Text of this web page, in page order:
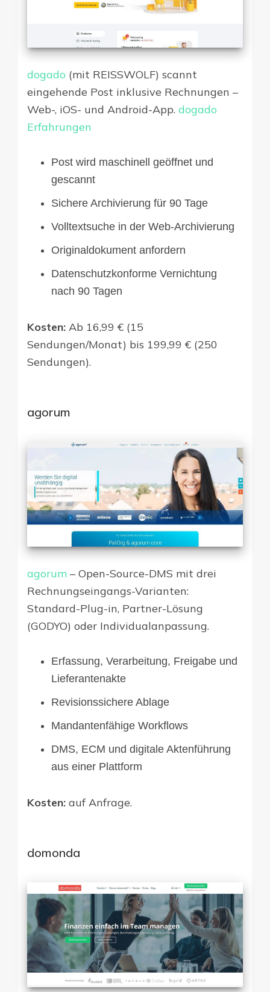
dogado (mit REISSWOLF) scannt
eingehende Post inklusive Rechnungen –
Web-, iOS- und Android-App. dogado
Erfahrungen
Post wird maschinell geöffnet und
gescannt
Sichere Archivierung für 90 Tage
Volltextsuche in der Web-Archivierung
Originaldokument anfordern
Datenschutzkonforme Vernichtung
nach 90 Tagen
Kosten: Ab 16,99 € (15
Sendungen/Monat) bis 199,99 € (250
Sendungen).
agorum
agorum – Open-Source-DMS mit drei
Rechnungseingangs-Varianten:
Standard-Plug-in, Partner-Lösung
(GODYO) oder Individualanpassung.
Erfassung, Verarbeitung, Freigabe und
Lieferantenakte
Revisionssichere Ablage
Mandantenfähige Workflows
DMS, ECM und digitale Aktenführung
aus einer Plattform
Kosten: auf Anfrage.
domonda